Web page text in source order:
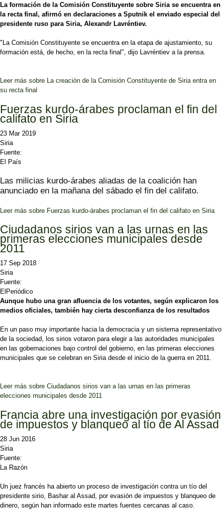
La formación de la Comisión Constituyente sobre Siria se encuentra en
la recta final, afirmó en declaraciones a Sputnik el enviado especial del
presidente ruso para Siria, Alexandr Lavréntiev.
"La Comisión Constituyente se encuentra en la etapa de ajustamiento, su
formación está, de hecho, en la recta final", dijo Lavréntiev a la prensa.
Leer más sobre La creación de la Comisión Constituyente de Siria entra en
su recta final
Fuerzas kurdo-árabes proclaman el fin del
califato en Siria
23 Mar 2019
Siria
Fuente:
El País
Las milicias kurdo-árabes aliadas de la coalición han
anunciado en la mañana del sábado el fin del califato.
Leer más sobre Fuerzas kurdo-árabes proclaman el fin del califato en Siria
Ciudadanos sirios van a las urnas en las
primeras elecciones municipales desde
2011
17 Sep 2018
Siria
Fuente:
ElPeriódico
Aunque hubo una gran afluencia de los votantes, según explicaron los
medios oficiales, también hay cierta desconfianza de los resultados
En un paso muy importante hacia la democracia y un sistema representativo
de la sociedad, los sirios votaron para elegir a las autoridades municipales
en las gobernaciones bajo control del gobierno, en las primeras elecciones
municipales que se celebran en Siria desde el inicio de la guerra en 2011.
Leer más sobre Ciudadanos sirios van a las urnas en las primeras
elecciones municipales desde 2011
Francia abre una investigación por evasión
de impuestos y blanqueo al tío de Al Assad
28 Jun 2016
Siria
Fuente:
La Razón
Un juez francés ha abierto un proceso de investigación contra un tío del
presidente sirio, Bashar al Assad, por evasión de impuestos y blanqueo de
dinero, según han informado este martes fuentes cercanas al caso.